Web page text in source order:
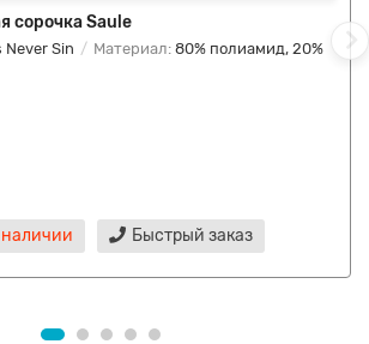
сорочка Saule
Never Sin Материал: 80% полиамид, 20%
Быстрый заказ